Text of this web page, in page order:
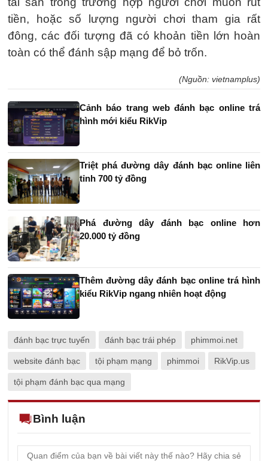
tiền, hoặc số lượng người chơi tham gia rất
đông, các đối tượng đã có khoản tiền lớn hoàn
toàn có thể đánh sập mạng để bỏ trốn.
(Nguồn: vietnamplus)
Cảnh báo trang web đánh bạc online trá
hình mới kiểu RikVip
Triệt phá đường dây đánh bạc online liên
tỉnh 700 tỷ đồng
Phá đường dây đánh bạc online hơn
20.000 tỷ đồng
Thêm đường dây đánh bạc online trá hình
kiểu RikVip ngang nhiên hoạt động
đánh bạc trực tuyến đánh bạc trái phép phimmoi.net
website đánh bạc tội phạm mạng phimmoi RikVip.us
tội phạm đánh bạc qua mạng
Bình luận